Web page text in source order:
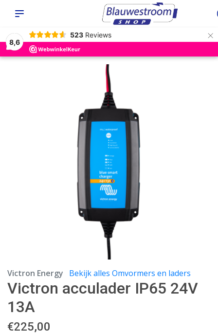
8,6
523 Reviews ×
Victron Energy Bekijk alles Omvormers en laders
Victron acculader IP65 24V
13A
€225,00